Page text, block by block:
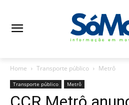
Home Transporte público Metrô
Transporte público Metrô